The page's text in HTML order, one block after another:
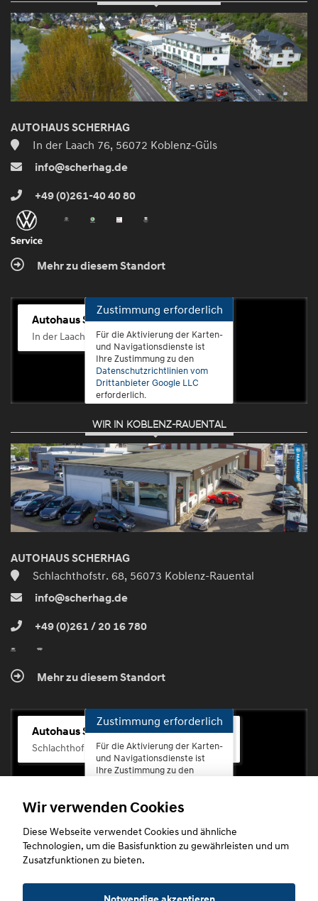
AUTOHAUS SCHERHAG
In der Laach 76, 56072 Koblenz-Güls
info@scherhag.de
+49 (0)261-40 40 80
Mehr zu diesem Standort
Autohaus Scherhag
In der Laach 76, 56072 Koblenz-Güls
Zustimmung erforderlich
Für die Aktivierung der Karten-
und Navigationsdienste ist
Ihre Zustimmung zu den
Datenschutzrichtlinien vom
Drittanbieter Google LLC
erforderlich.
Zustimmen
und
aktivieren
WIR IN KOBLENZ-RAUENTAL
AUTOHAUS SCHERHAG
Schlachthofstr. 68, 56073 Koblenz-Rauental
info@scherhag.de
+49 (0)261 / 20 16 780
Mehr zu diesem Standort
Autohaus Scherhag
Schlachthofstr. 68, 56073 Koblenz-Rauental
Zustimmung erforderlich
Für die Aktivierung der Karten-
und Navigationsdienste ist
Ihre Zustimmung zu den
erforderlich.
Zustimmen
Copyright © 2026. Autohaus Scherhag
Wir verwenden Cookies
Diese Webseite verwendet Cookies und ähnliche
Technologien, um die Basisfunktion zu gewährleisten und um
Zusatzfunktionen zu bieten.